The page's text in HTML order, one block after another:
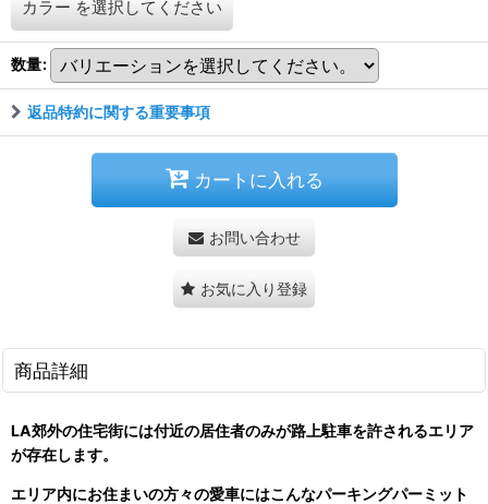
カラー を選択してください
数量:
返品特約に関する重要事項
カートに入れる
お問い合わせ
お気に入り登録
商品詳細
LA郊外の住宅街には付近の居住者のみが路上駐車を許されるエリア
が存在します。
エリア内にお住まいの方々の愛車にはこんなパーキングパーミット